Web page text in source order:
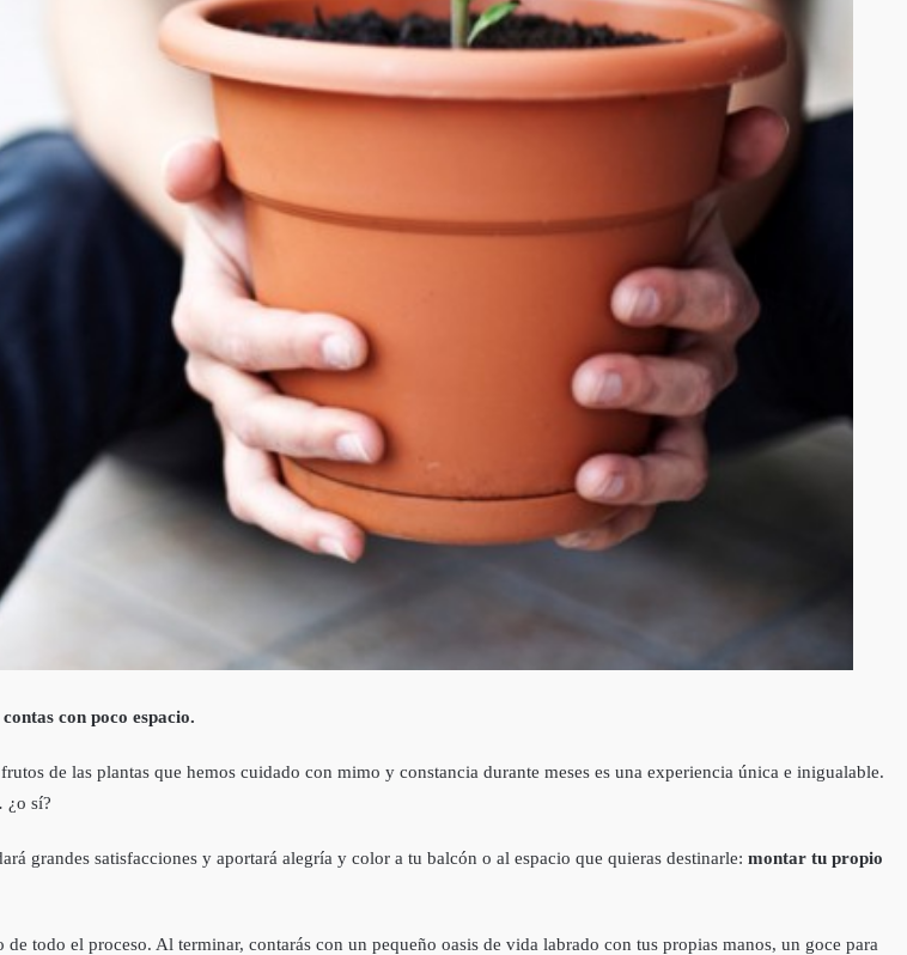
con poco espacio.
de las plantas que hemos cuidado con mimo y constancia durante meses es una experiencia única e inigualable.
¿o sí?
grandes satisfacciones y aportará alegría y color a tu balcón o al espacio que quieras destinarle: montar tu propio
todo el proceso. Al terminar, contarás con un pequeño oasis de vida labrado con tus propias manos, un goce para